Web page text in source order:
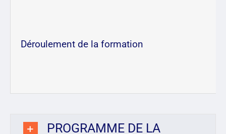
Déroulement de la formation
PROGRAMME DE LA